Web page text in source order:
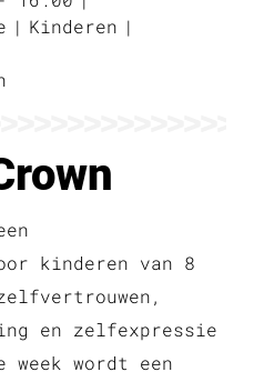
Kinderen
kinderen van 8
en zelfexpressie
wordt een